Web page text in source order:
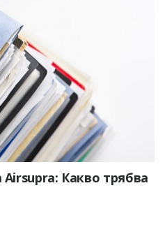
Какво трябва